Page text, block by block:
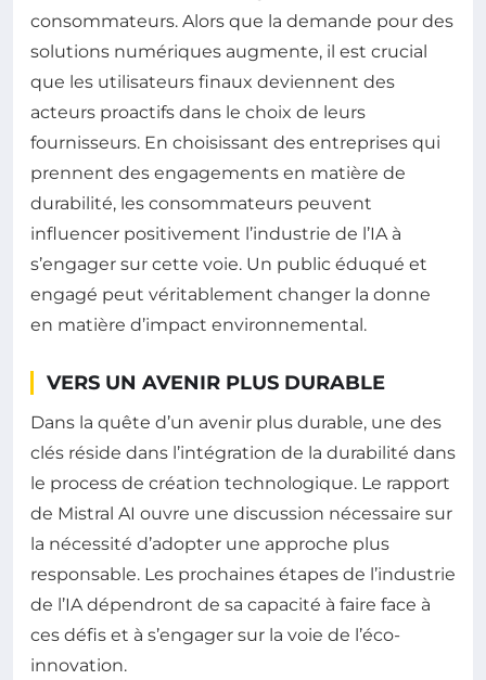
consommateurs. Alors que la demande pour des
solutions numériques augmente, il est crucial
que les utilisateurs finaux deviennent des
acteurs proactifs dans le choix de leurs
fournisseurs. En choisissant des entreprises qui
prennent des engagements en matière de
durabilité, les consommateurs peuvent
influencer positivement l’industrie de l’IA à
s’engager sur cette voie. Un public éduqué et
engagé peut véritablement changer la donne
en matière d’impact environnemental.
VERS UN AVENIR PLUS DURABLE
Dans la quête d’un avenir plus durable, une des
clés réside dans l’intégration de la durabilité dans
le process de création technologique. Le rapport
de Mistral AI ouvre une discussion nécessaire sur
la nécessité d’adopter une approche plus
responsable. Les prochaines étapes de l’industrie
de l’IA dépendront de sa capacité à faire face à
ces défis et à s’engager sur la voie de l’éco-
innovation.